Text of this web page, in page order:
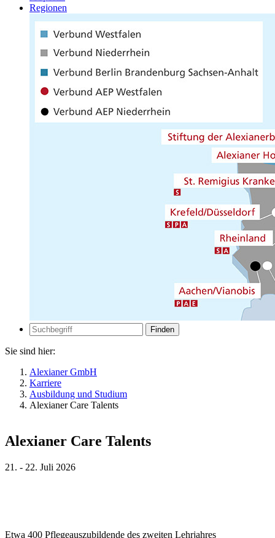
Regionen
Zur
Suche
Suche
Sie sind hier:
Alexianer GmbH
Karriere
Ausbildung und Studium
Alexianer Care Talents
Alexianer Care Talents
21. - 22. Juli 2026
Etwa 400 Pflegeauszubildende des zweiten Lehrjahres